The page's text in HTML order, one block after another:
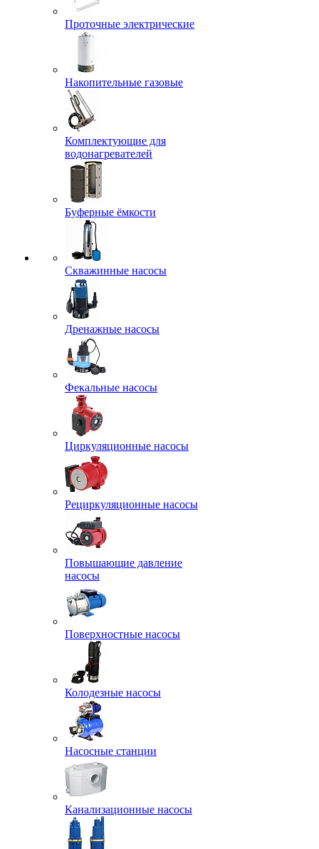
Проточные электрические
Накопительные газовые
Комплектующие для
водонагревателей
Буферные ёмкости
Скважинные насосы
Дренажные насосы
Фекальные насосы
Циркуляционные насосы
Рециркуляционные насосы
Повышающие давление
насосы
Поверхностные насосы
Колодезные насосы
Насосные станции
Канализационные насосы